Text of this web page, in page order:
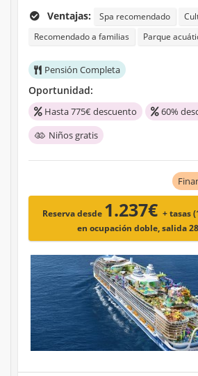
Ventajas:
Spa recomendado
Recomendado a familias
Parque
Pensión Completa
Oportunidad:
Hasta 775€ descuento
60%
Niños gratis
Reserva desde 1.237€ + tasas
en ocupación doble, salida